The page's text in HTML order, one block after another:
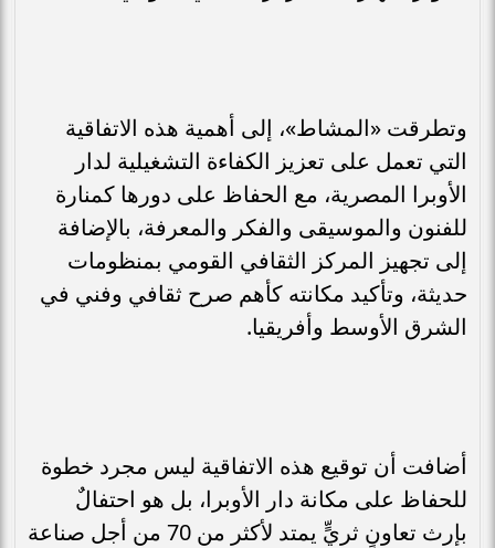
وتطرقت «المشاط»، إلى أهمية هذه الاتفاقية
التي تعمل على تعزيز الكفاءة التشغيلية لدار
الأوبرا المصرية، مع الحفاظ على دورها كمنارة
للفنون والموسيقى والفكر والمعرفة، بالإضافة
إلى تجهيز المركز الثقافي القومي بمنظومات
حديثة، وتأكيد مكانته كأهم صرح ثقافي وفني في
الشرق الأوسط وأفريقيا.
أضافت أن توقيع هذه الاتفاقية ليس مجرد خطوة
للحفاظ على مكانة دار الأوبرا، بل هو احتفالٌ
بإرث تعاونٍ ثريٍّ يمتد لأكثر من 70 من أجل صناعة